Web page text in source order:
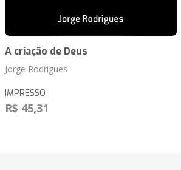
A criação de Deus
Jorge Rodrigues
IMPRESSO
R$ 45,31